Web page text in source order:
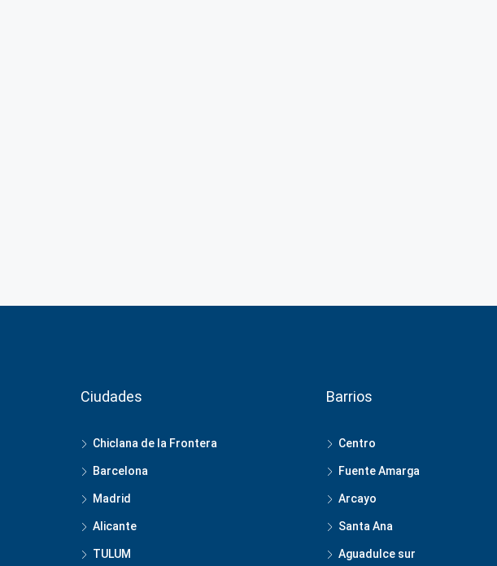
Ciudades
Chiclana de la Frontera
Barcelona
Madrid
Alicante
TULUM
Barrios
Centro
Fuente Amarga
Arcayo
Santa Ana
Aguadulce sur